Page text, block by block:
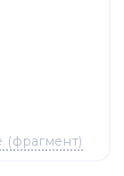
(фрагмент)